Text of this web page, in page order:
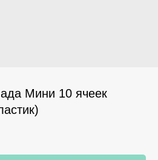
Мини 10 ячеек